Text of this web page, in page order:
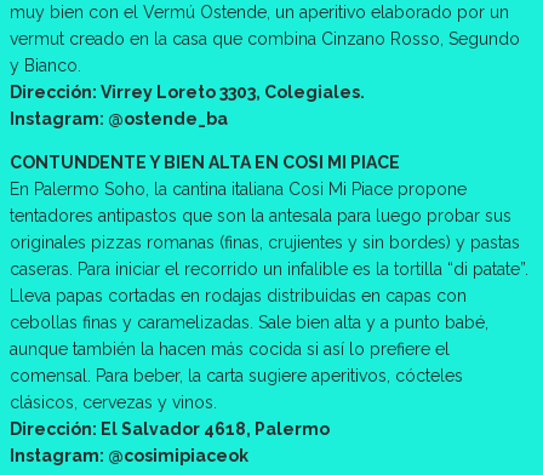
muy bien con el Vermú Ostende, un aperitivo elaborado por un
vermut creado en la casa que combina Cinzano Rosso, Segundo
y Bianco.
Dirección: Virrey Loreto 3303, Colegiales.
Instagram: @ostende_ba
CONTUNDENTE Y BIEN ALTA EN COSI MI PIACE
En Palermo Soho, la cantina italiana Cosi Mi Piace propone
tentadores antipastos que son la antesala para luego probar sus
originales pizzas romanas (finas, crujientes y sin bordes) y pastas
caseras. Para iniciar el recorrido un infalible es la tortilla “di patate”.
Lleva papas cortadas en rodajas distribuidas en capas con
cebollas finas y caramelizadas. Sale bien alta y a punto babé,
aunque también la hacen más cocida si así lo prefiere el
comensal. Para beber, la carta sugiere aperitivos, cócteles
clásicos, cervezas y vinos.
Dirección: El Salvador 4618, Palermo
Instagram: @cosimipiaceok